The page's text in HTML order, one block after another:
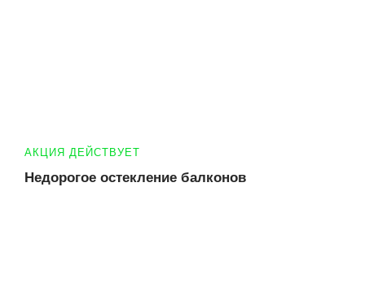
АКЦИЯ ДЕЙСТВУЕТ
Недорогое остекление балконов